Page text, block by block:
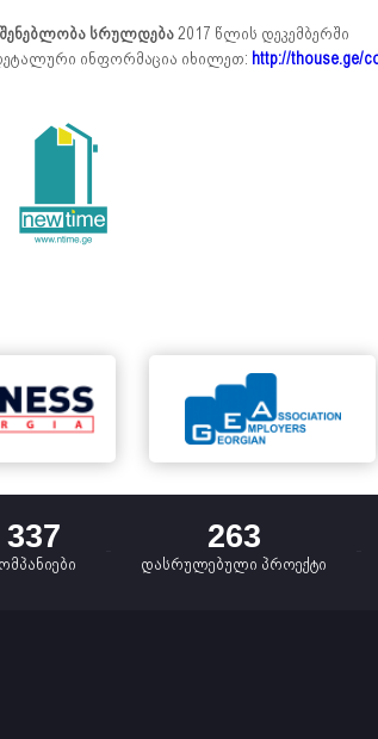
სრულდება2017 წლის დეკემბერში
ინფორმაცია იხილეთ: http://thouse.ge/
337 263
დასრულებული პროექტი